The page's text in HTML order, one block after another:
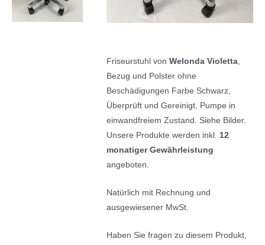
Friseurstuhl von Welonda Violetta,
Bezug und Polster ohne
Beschädigungen Farbe Schwarz,
Überprüft und Gereinigt, Pumpe in
einwandfreiem Zustand. Siehe Bilder.
Unsere Produkte werden inkl. 12
monatiger Gewährleistung
angeboten.
Natürlich mit Rechnung und
ausgewiesener MwSt.
Haben Sie fragen zu diesem Produkt,